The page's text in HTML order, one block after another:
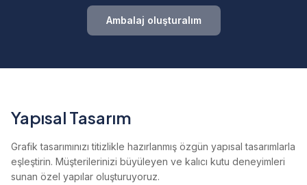
Ambalaj oluşturalım
Yapısal Tasarım
Grafik tasarımınızı titizlikle hazırlanmış özgün yapısal tasarımlarla
eşleştirin. Müşterilerinizi büyüleyen ve kalıcı kutu deneyimleri
sunan özel yapılar oluşturuyoruz.